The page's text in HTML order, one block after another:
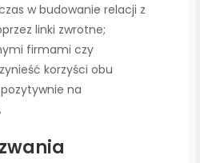
w budowanie relacji z
linki zwrotne;
firmami czy
korzyści obu
na